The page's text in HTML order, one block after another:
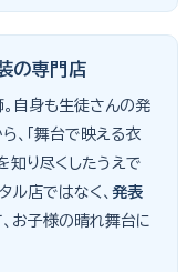
の専門店
自身も生徒さんの発
、「舞台で映える衣
知り尽くしたうえで
ル店ではなく、 発表
、お子様の晴れ舞台に